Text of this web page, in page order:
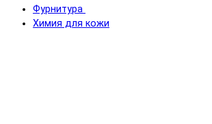
Фурнитура
Химия для кожи